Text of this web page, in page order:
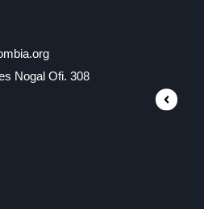
Nogal Ofi. 308